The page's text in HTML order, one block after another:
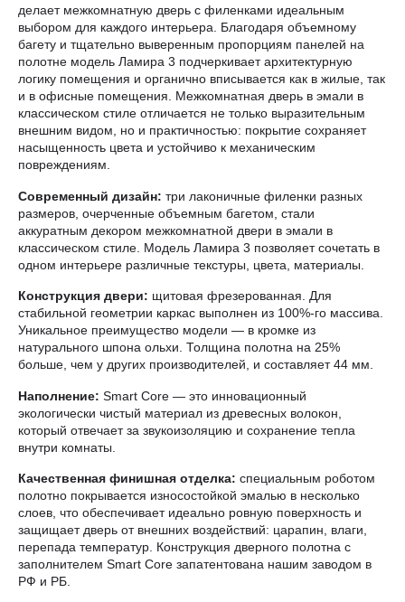
делает межкомнатную дверь с филенками идеальным
выбором для каждого интерьера. Благодаря объемному
багету и тщательно выверенным пропорциям панелей на
полотне модель Ламира 3 подчеркивает архитектурную
логику помещения и органично вписывается как в жилые, так
и в офисные помещения. Межкомнатная дверь в эмали в
классическом стиле отличается не только выразительным
внешним видом, но и практичностью: покрытие сохраняет
насыщенность цвета и устойчиво к механическим
повреждениям.
Современный дизайн: три лаконичные филенки разных
размеров, очерченные объемным багетом, стали
аккуратным декором межкомнатной двери в эмали в
классическом стиле. Модель Ламира 3 позволяет сочетать в
одном интерьере различные текстуры, цвета, материалы.
Конструкция двери: щитовая фрезерованная. Для
стабильной геометрии каркас выполнен из 100%-го массива.
Уникальное преимущество модели — в кромке из
натурального шпона ольхи. Толщина полотна на 25%
больше, чем у других производителей, и составляет 44 мм.
Наполнение: Smart Core — это инновационный
экологически чистый материал из древесных волокон,
который отвечает за звукоизоляцию и сохранение тепла
внутри комнаты.
Качественная финишная отделка: специальным роботом
полотно покрывается износостойкой эмалью в несколько
слоев, что обеспечивает идеально ровную поверхность и
защищает дверь от внешних воздействий: царапин, влаги,
перепада температур. Конструкция дверного полотна с
заполнителем Smart Core запатентована нашим заводом в
РФ и РБ.